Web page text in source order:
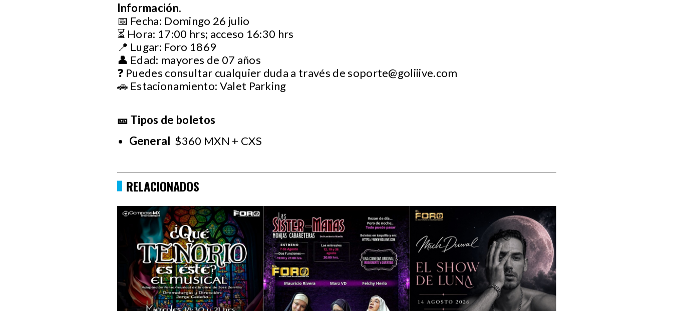
Información.
📅 Fecha: Domingo 26 julio
⏳ Hora: 17:00 hrs; acceso 16:30 hrs
📍 Lugar: Foro 1869
👤 Edad: mayores de 07 años
❓ Puedes consultar cualquier duda a través desoporte@goliiive.com
🚗 Estacionamiento: Valet Parking
🎫 Tipos de boletos
General $360 MXN + CXS
RELACIONADOS